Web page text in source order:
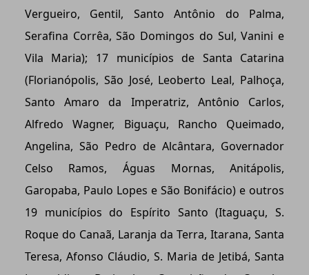
Vergueiro, Gentil, Santo Antônio do Palma,
Serafina Corrêa, São Domingos do Sul, Vanini e
Vila Maria); 17 municípios de Santa Catarina
(Florianópolis, São José, Leoberto Leal, Palhoça,
Santo Amaro da Imperatriz, Antônio Carlos,
Alfredo Wagner, Biguaçu, Rancho Queimado,
Angelina, São Pedro de Alcântara, Governador
Celso Ramos, Águas Mornas, Anitápolis,
Garopaba, Paulo Lopes e São Bonifácio) e outros
19 municípios do Espírito Santo (Itaguaçu, S.
Roque do Canaã, Laranja da Terra, Itarana, Santa
Teresa, Afonso Cláudio, S. Maria de Jetibá, Santa